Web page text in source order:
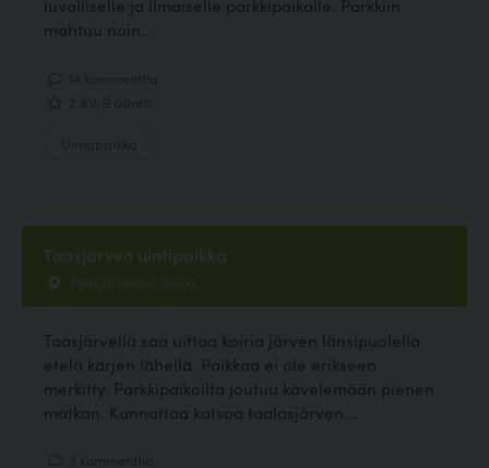
luvalliselle ja ilmaiselle parkkipaikalle. Parkkiin
mahtuu noin...
Taasjärven uintipaikka
Taasjärventie, Sipoo
Taasjärvellä saa uittaa koiria järven länsipuolella
etelä kärjen lähellä. Paikkaa ei ole erikseen
merkitty. Parkkipaikoilta joutuu kävelemään pienen
matkan. Kannattaa katsoa taalasjärven...